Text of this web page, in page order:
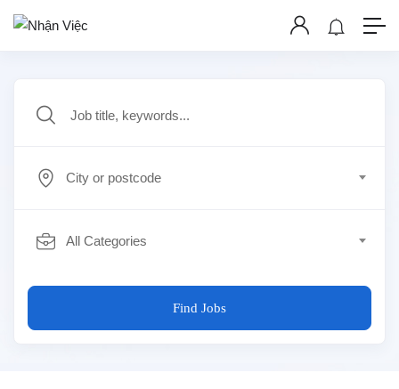
City or postcode
All Categories
Find Jobs